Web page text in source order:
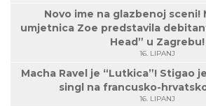
Novo ime na glazbenoj sceni!
umjetnica Zoe predstavila
Head” u Zagrebu!
16. LIPANJ
Macha Ravel je “Lutkica”! Stigao
singl na francusko-
16. LIPANJ